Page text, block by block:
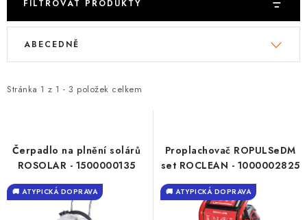
O NÁS
🚚 STAV OBJEDNÁVKY
MOJE OBJEDNÁVKA
FILTROVAT PRODUKTY
V
i
r
d
u
Stránka 1 z 1 - 3 položek celkem
Ř
e
p
o
d
ABECEDNĚ
Čerpadlo na plnění solárů
ROSOLAR - 1500000135
🚚 ATYPICKÁ DOPRAVA
Proplachovač ROPULSeDM
set ROCLEAN - 1000002825
🚚 ATYPICKÁ DOPRAVA